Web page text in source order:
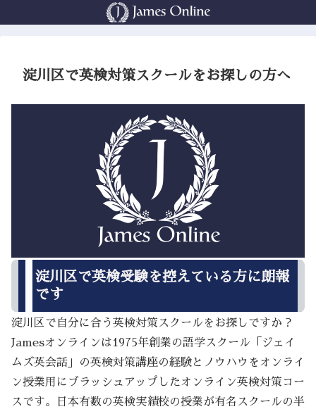
淀川区で英検対策スクールをお探しの方へ
淀川区で英検受験を控えている方に朗報
です
淀川区で自分に合う英検対策スクールをお探しですか？
Jamesオンラインは1975年創業の語学スクール「ジェイ
ムズ英会話」の英検対策講座の経験とノウハウをオンライ
ン授業用にブラッシュアップしたオンライン英検対策コー
スです。日本有数の英検実績校の授業が有名スクールの半